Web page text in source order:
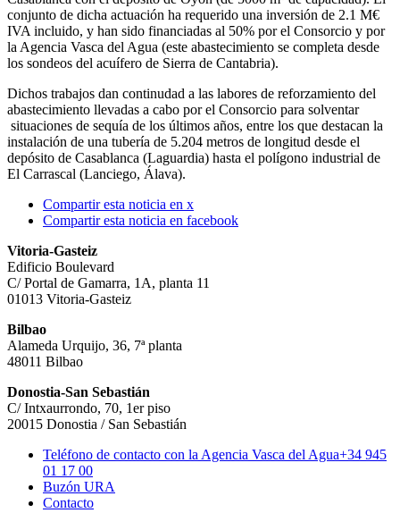
conjunto de dicha actuación ha requerido una inversión de 2.1 M€
IVA incluido, y han sido financiadas al 50% por el Consorcio y por
la Agencia Vasca del Agua (este abastecimiento se completa desde
los sondeos del acuífero de Sierra de Cantabria).
Dichos trabajos dan continudad a las labores de reforzamiento del
abastecimiento llevadas a cabo por el Consorcio para solventar
situaciones de sequía de los últimos años, entre los que destacan la
instalación de una tubería de 5.204 metros de longitud desde el
depósito de Casablanca (Laguardia) hasta el polígono industrial de
El Carrascal (Lanciego, Álava).
Compartir esta noticia en x
Compartir esta noticia en facebook
Vitoria-Gasteiz
Edificio Boulevard
C/ Portal de Gamarra, 1A, planta 11
01013 Vitoria-Gasteiz
Bilbao
Alameda Urquijo, 36, 7ª planta
48011 Bilbao
Donostia-San Sebastián
C/ Intxaurrondo, 70, 1er piso
20015 Donostia / San Sebastián
Teléfono de contacto con la Agencia Vasca del Agua+34 945
01 17 00
Buzón URA
Contacto